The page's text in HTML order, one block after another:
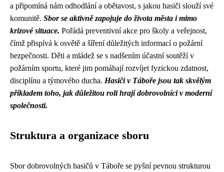
a připomíná nám odhodlání a obětavost, s jakou hasiči slouží své
komunitě. Sbor se aktivně zapojuje do života města i mimo
krizové situace. Pořádá preventivní akce pro školy a veřejnost,
čímž přispívá k osvětě a šíření důležitých informací o požární
bezpečnosti. Děti a mládež se s nadšením účastní soutěží v
požárním sportu, které jim pomáhají rozvíjet fyzickou zdatnost,
disciplínu a týmového ducha. Hasiči v Táboře jsou tak skvělým
příkladem toho, jak důležitou roli hrají dobrovolníci v moderní
společnosti.
Struktura a organizace sboru
Sbor dobrovolných hasičů v Táboře se pyšní pevnou strukturou